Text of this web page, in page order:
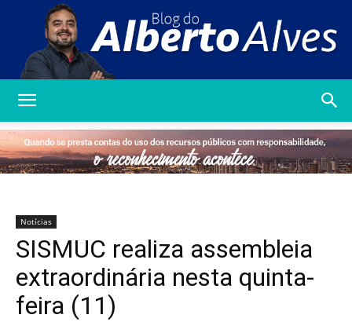
Alberto
Notícias
SISMUC realiza assembleia
extraordinária nesta quinta-
feira (11)